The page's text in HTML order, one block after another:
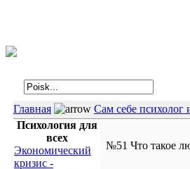
Главная Сам себе психолог
Психология для
всех
Экономический
кризис -
№51 Что такое